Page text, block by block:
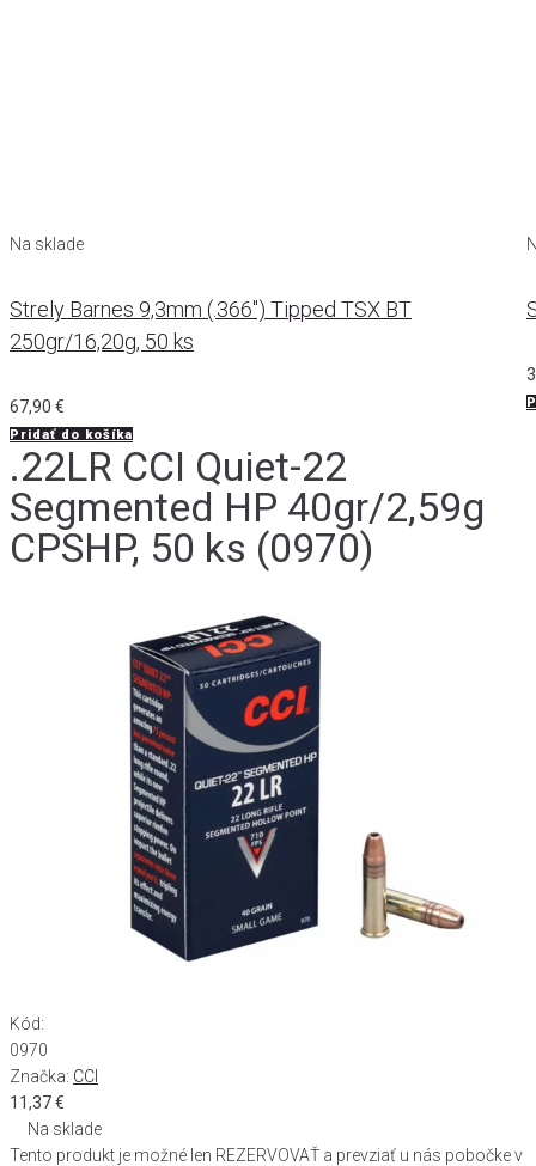
Na sklade
Strely Barnes 9,3mm (.366") Tipped TSX BT
250gr/16,20g, 50 ks
67,90 €
Pridať do košíka
.22LR CCI Quiet-22
Segmented HP 40gr/2,59g
CPSHP, 50 ks (0970)
Kód:
0970
Značka: CCI
11,37€
Na sklade
Tento produkt je možné len REZERVOVAŤ a prevziať u nás pobočke v